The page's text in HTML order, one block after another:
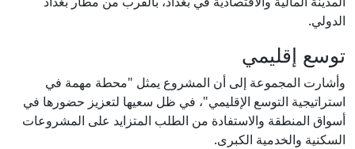
الدولي.
توسع إقليمي
وأشارت المجموعة إلى أن المشروع يمثل "محطة مهمة في
استراتيجية التوسع الإقليمي"، في ظل سعيها لتعزيز حضورها في
أسواق المنطقة والاستفادة من الطلب المتزايد على المشروعات
السكنية والخدمية الكبرى.